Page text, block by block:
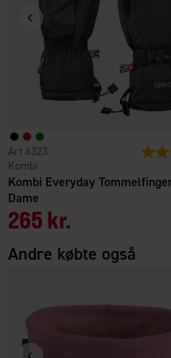
Kombi Everyday
Dame
Kombi
6323
265 kr.
Andre købte også